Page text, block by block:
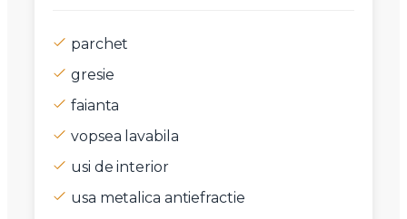
parchet
gresie
faianta
vopsea lavabila
usi de interior
usa metalica antiefractie